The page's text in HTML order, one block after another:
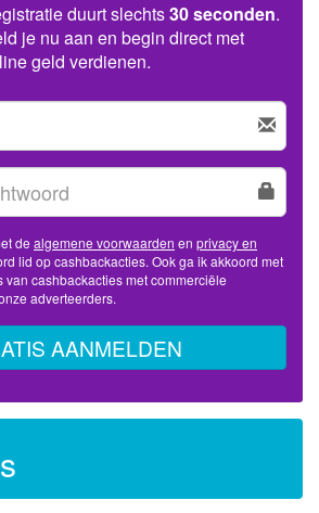
duurt slechts30 seconden.
je nu aan en begin direct met
geld verdienen.
de algemene voorwaarden en privacy en
adverteerders.
AANMELDEN